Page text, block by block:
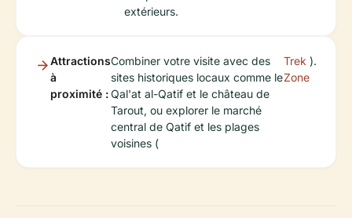
extérieurs.
Attractions
à
proximité :
Combiner votre visite avec des
sites historiques locaux comme le
Qal'at al-Qatif et le château de
Tarout, ou explorer le marché
central de Qatif et les plages
voisines (
Trek
Zone
).